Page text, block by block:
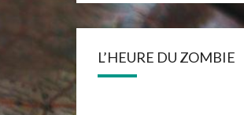
L’HEURE DU ZOMBIE